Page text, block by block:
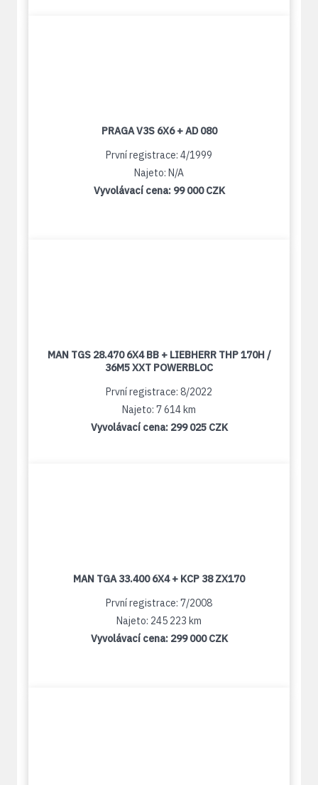
PRAGA V3S 6X6 + AD 080
První registrace: 4/1999
Najeto: N/A
Vyvolávací cena: 99 000 CZK
MAN TGS 28.470 6X4 BB + LIEBHERR THP 170H /
36M5 XXT POWERBLOC
První registrace: 8/2022
Najeto: 7 614 km
Vyvolávací cena: 299 025 CZK
MAN TGA 33.400 6X4 + KCP 38 ZX170
První registrace: 7/2008
Najeto: 245 223 km
Vyvolávací cena: 299 000 CZK